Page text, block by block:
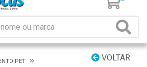
VOLTAR
PET